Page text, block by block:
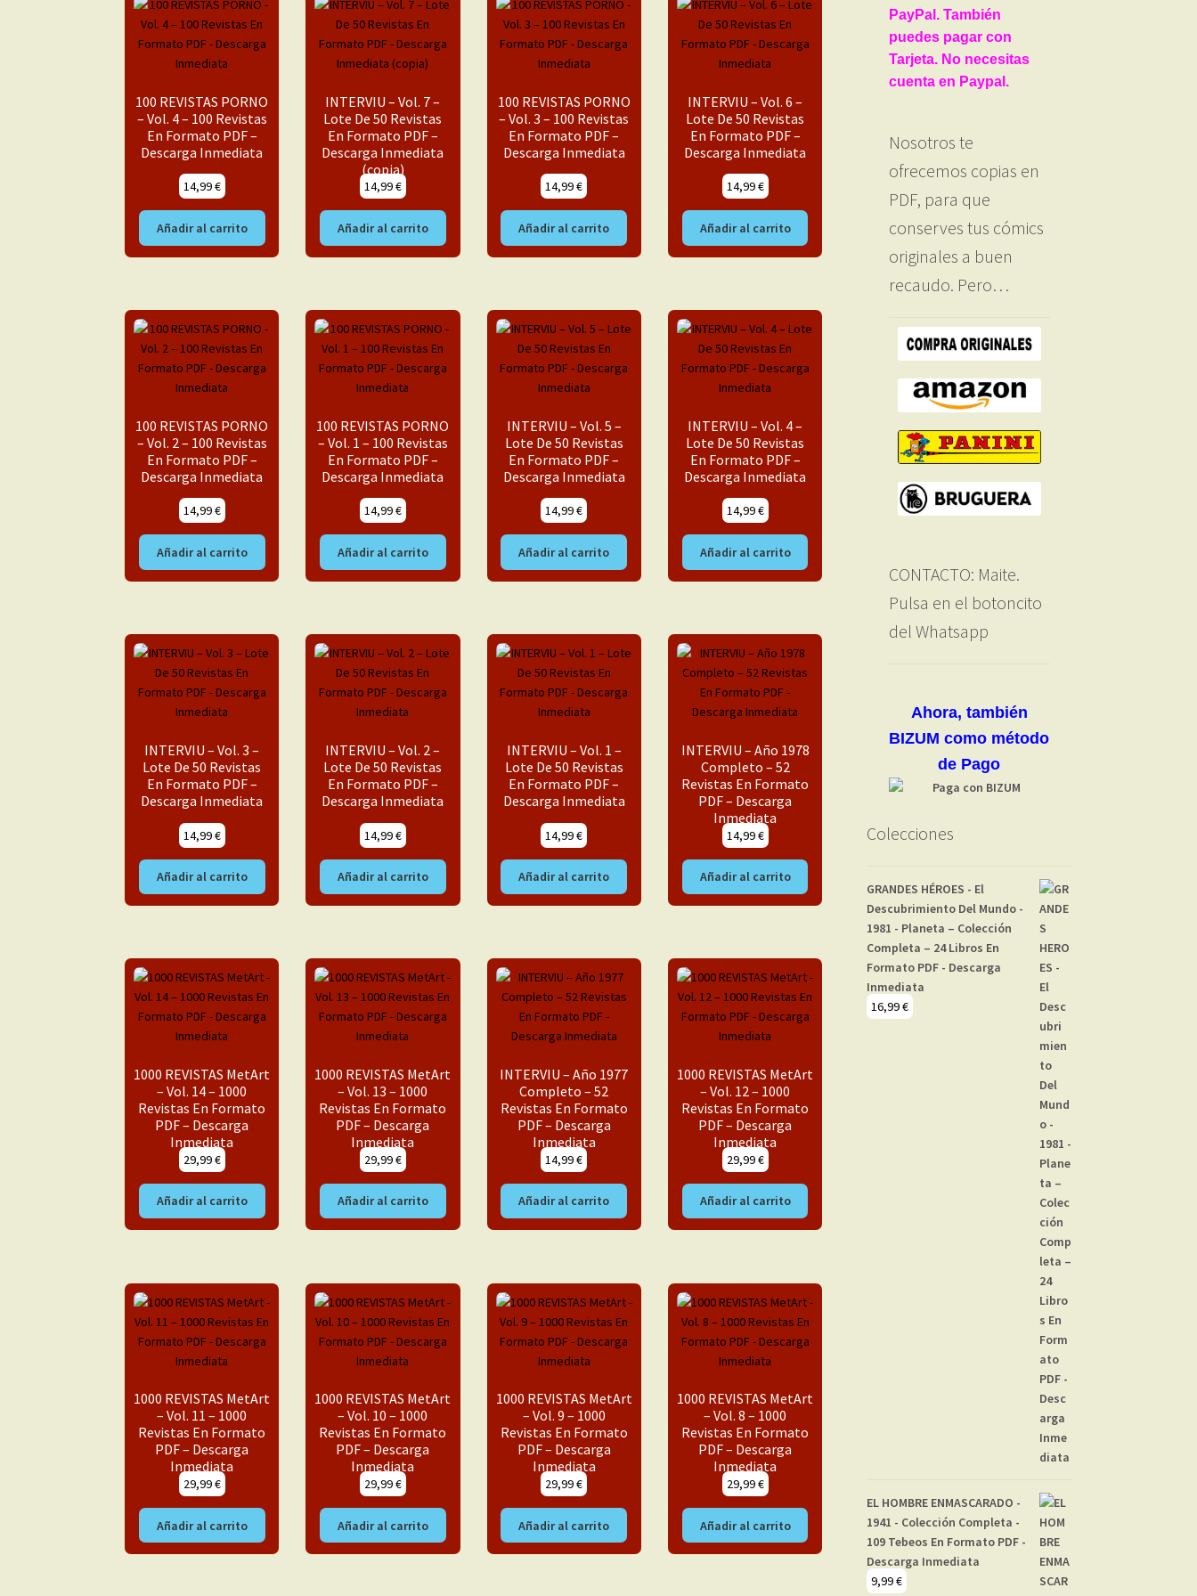
100 REVISTAS PORNO
– Vol. 4 – 100 Revistas
En Formato PDF –
Descarga Inmediata
14,99€
Añadir al carrito
INTERVIU – Vol. 7 –
Lote De 50 Revistas
En Formato PDF –
Descarga Inmediata
(copia)
14,99€
Añadir al carrito
100 REVISTAS PORNO
– Vol. 3 – 100 Revistas
En Formato PDF –
Descarga Inmediata
14,99€
Añadir al carrito
INTERVIU – Vol. 6 –
Lote De 50 Revistas
En Formato PDF –
Descarga Inmediata
14,99€
Añadir al carrito
100 REVISTAS PORNO
– Vol. 2 – 100 Revistas
En Formato PDF –
Descarga Inmediata
14,99€
Añadir al carrito
100 REVISTAS PORNO
– Vol. 1 – 100 Revistas
En Formato PDF –
Descarga Inmediata
14,99€
Añadir al carrito
INTERVIU – Vol. 5 –
Lote De 50 Revistas
En Formato PDF –
Descarga Inmediata
14,99€
Añadir al carrito
INTERVIU – Vol. 4 –
Lote De 50 Revistas
En Formato PDF –
Descarga Inmediata
14,99€
Añadir al carrito
INTERVIU – Vol. 3 –
Lote De 50 Revistas
En Formato PDF –
Descarga Inmediata
14,99€
Añadir al carrito
INTERVIU – Vol. 2 –
Lote De 50 Revistas
En Formato PDF –
Descarga Inmediata
14,99€
Añadir al carrito
INTERVIU – Vol. 1 –
Lote De 50 Revistas
En Formato PDF –
Descarga Inmediata
14,99€
Añadir al carrito
INTERVIU – Año 1978
Completo – 52
Revistas En Formato
PDF – Descarga
Inmediata
14,99€
Añadir al carrito
1000 REVISTAS MetArt
– Vol. 14 – 1000
Revistas En Formato
PDF – Descarga
Inmediata
29,99€
Añadir al carrito
1000 REVISTAS MetArt
– Vol. 13 – 1000
Revistas En Formato
PDF – Descarga
Inmediata
29,99€
Añadir al carrito
INTERVIU – Año 1977
Completo – 52
Revistas En Formato
PDF – Descarga
Inmediata
14,99€
Añadir al carrito
1000 REVISTAS MetArt
– Vol. 12 – 1000
Revistas En Formato
PDF – Descarga
Inmediata
29,99€
Añadir al carrito
1000 REVISTAS MetArt
– Vol. 11 – 1000
Revistas En Formato
PDF – Descarga
Inmediata
29,99€
Añadir al carrito
1000 REVISTAS MetArt
– Vol. 10 – 1000
Revistas En Formato
PDF – Descarga
Inmediata
29,99€
Añadir al carrito
1000 REVISTAS MetArt
– Vol. 9 – 1000
Revistas En Formato
PDF – Descarga
Inmediata
29,99€
Añadir al carrito
1000 REVISTAS MetArt
– Vol. 8 – 1000
Revistas En Formato
PDF – Descarga
Inmediata
29,99€
Añadir al carrito
PayPal. También
puedes pagar con
Tarjeta. No necesitas
cuenta en Paypal.
Nosotros te
ofrecemos copias en
PDF, para que
conserves tus cómics
originales a buen
recaudo. Pero…
CONTACTO: Maite.
Pulsa en el botoncito
del Whatsapp
Ahora, también
BIZUM como método
de Pago
Colecciones
GRANDES HÉROES - El
Descubrimiento Del Mundo -
1981 - Planeta – Colección
Completa – 24 Libros En
Formato PDF - Descarga
Inmediata
16,99€
EL HOMBRE ENMASCARADO -
1941 - Colección Completa -
109 Tebeos En Formato PDF -
Descarga Inmediata
9,99€